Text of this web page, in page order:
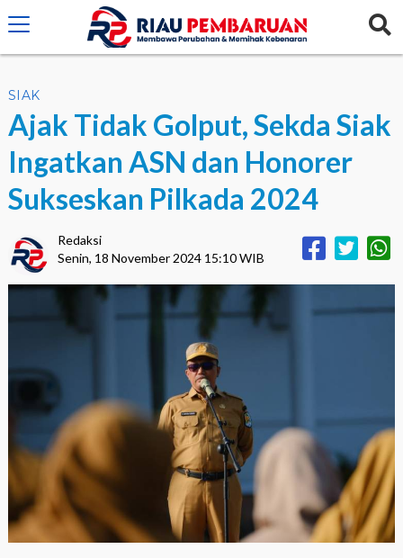
crossorigin="anonymous">
SIAK
Ajak Tidak Golput, Sekda Siak
Ingatkan ASN dan Honorer
Sukseskan Pilkada 2024
Redaksi
Senin, 18 November 2024 15:10 WIB